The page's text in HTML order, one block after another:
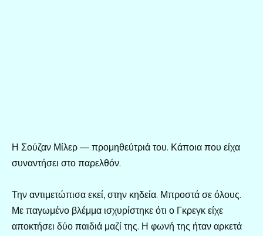
Η Σούζαν Μίλερ — προμηθεύτριά του. Κάποια που είχα
συναντήσει στο παρελθόν.
Την αντιμετώπισα εκεί, στην κηδεία. Μπροστά σε όλους.
Με παγωμένο βλέμμα ισχυρίστηκε ότι ο Γκρεγκ είχε
αποκτήσει δύο παιδιά μαζί της. Η φωνή της ήταν αρκετά